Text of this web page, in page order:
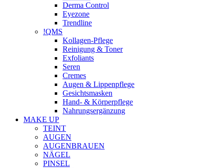
Derma Control
Eyezone
Trendline
!QMS
Kollagen-Pflege
Reinigung & Toner
Exfoliants
Seren
Cremes
Augen & Lippenpflege
Gesichtsmasken
Hand- & Körperpflege
Nahrungsergänzung
MAKE UP
TEINT
AUGEN
AUGENBRAUEN
NÄGEL
PINSEL